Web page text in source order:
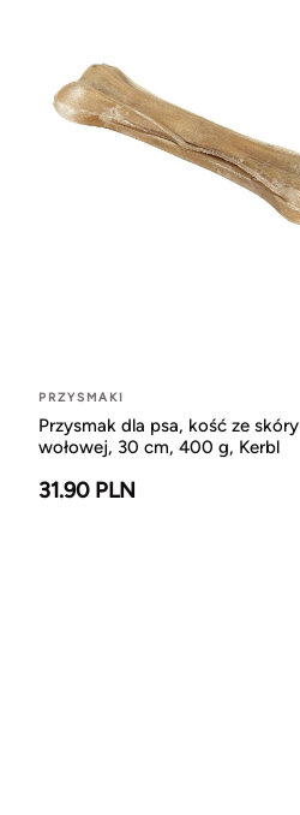
PRZYSMAKI
Przysmak dla psa, kość ze skóry
wołowej, 30 cm, 400 g, Kerbl
31.90 PLN